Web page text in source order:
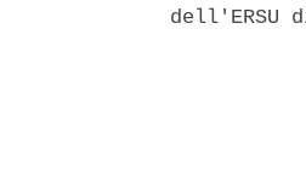
dell'ERSU